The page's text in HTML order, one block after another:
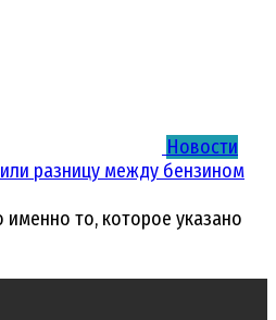
Новости
разницу между бензином
то, которое указано